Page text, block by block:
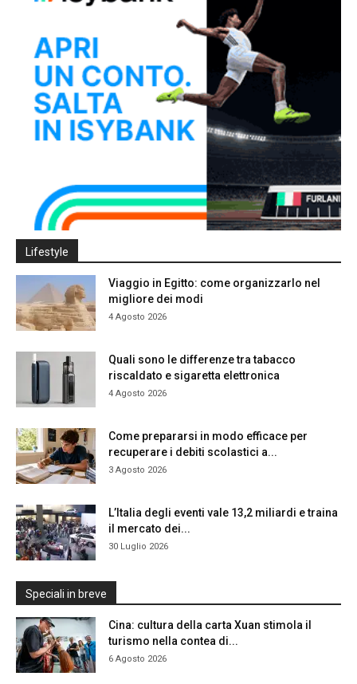
Lifestyle
Viaggio in Egitto: come organizzarlo nel
migliore dei modi
4 Agosto 2026
Quali sono le differenze tra tabacco
riscaldato e sigaretta elettronica
4 Agosto 2026
Come prepararsi in modo efficace per
recuperare i debiti scolastici a...
3 Agosto 2026
L’Italia degli eventi vale 13,2 miliardi e traina
il mercato dei...
30 Luglio 2026
Speciali in breve
Cina: cultura della carta Xuan stimola il
turismo nella contea di...
6 Agosto 2026